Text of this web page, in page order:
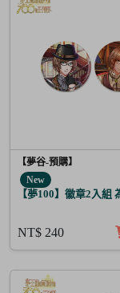
【夢谷-預購】
New
【夢100】徽章2入
NT$ 240